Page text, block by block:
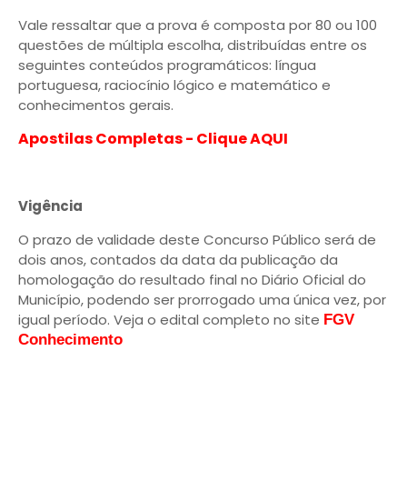
Vale ressaltar que a prova é composta por 80 ou 100
questões de múltipla escolha, distribuídas entre os
seguintes conteúdos programáticos: língua
portuguesa, raciocínio lógico e matemático e
conhecimentos gerais.
Apostilas Completas - Clique AQUI
Vigência
O prazo de validade deste Concurso Público será de
dois anos, contados da data da publicação da
homologação do resultado final no Diário Oficial do
Município, podendo ser prorrogado uma única vez, por
igual período. Veja o edital completo no site FGV
Conhecimento